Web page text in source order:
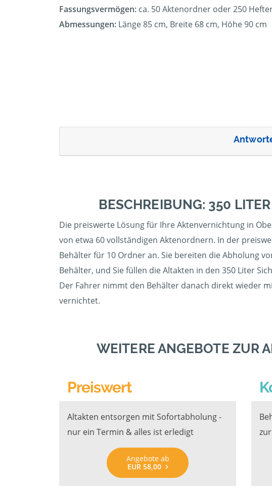
Fassungsvermögen: ca. 50 Aktenordner oder 250
Abmessungen: Länge 85 cm, Breite 68 cm, Höhe 90 cm
BESCHREIBUNG: 350
Die preiswerte Lösung für Ihre Aktenvernichtung in
von etwa 60 vollständigen Aktenordnern. In der
Behälter für 10 Ordner an. Sie bereiten die Abholung
Behälter, und Sie füllen die Altakten in den 350 Liter
Der Fahrer nimmt den Behälter danach direkt wieder
vernichtet.
WEITERE ANGEBOTE ZUR
Preiswert
Altakten entsorgen mit Sofortabholung -
nur ein Termin & alles ist erledigt
Angebote ab
EUR 58,00